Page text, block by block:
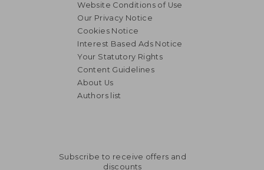
Website Conditions of Use
Our Privacy Notice
Cookies Notice
Interest Based Ads Notice
Your Statutory Rights
Content Guidelines
About Us
Authors list
Subscribe to receive offers and
discounts